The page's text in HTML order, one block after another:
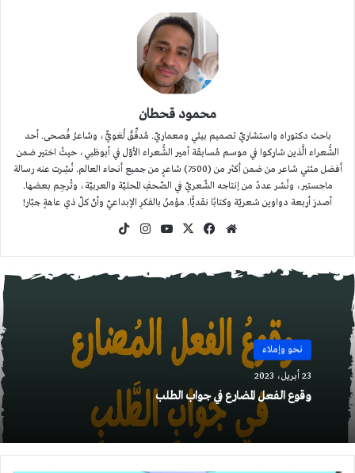
محمود قحطان
باحث دكتوراه واستشاريّ تصميم بيئي ومعماريّ. مُدقِّقٌ لُغويٌّ، وشاعرُ فُصحى. أحد
الشُّعراء الَّذين شاركوا في موسم مُسابقة أمير الشُّعراء الأوّل في أبوظبي، حيثُ اختير ضمن
أفضل مئتي شاعر من ضمن أكثر من (7500) شاعرٍ من جميع أنحاء العالم. نُشِرت عنه رسالة
ماجستير، ونُشر عددٌ من إنتاجه الشّعريّ في الصّحفِ المحليّة والعربيّة، وتُرجِم بعضها.
أصدرَ أربعة دواوين شعريّة وكتابًا نقديًّا. مؤمنٌ بالفكرِ الإبداعيّ وأنّ كلّ ذي عاهةٍ جبّار!
موقع
فيسبوك
‫X
‫YouTubeانستقرام
نحو وإملاء
23 أبريل، 2023
وقوع الفعل المضارع في جواب الطلب